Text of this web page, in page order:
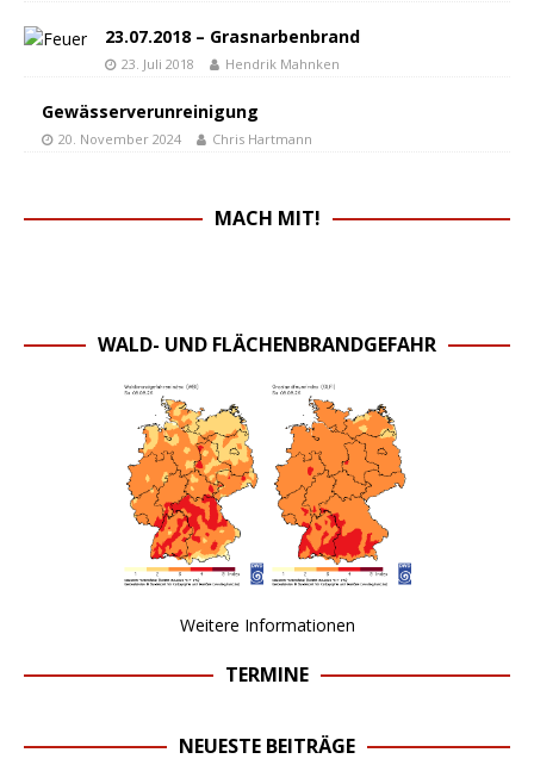
23.07.2018 – Grasnarbenbrand
23. Juli 2018 Hendrik Mahnken
Gewässerverunreinigung
20. November 2024 Chris Hartmann
MACH MIT!
WALD- UND FLÄCHENBRANDGEFAHR
Weitere Informationen
TERMINE
NEUESTE BEITRÄGE